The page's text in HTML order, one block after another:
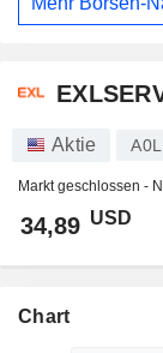
Aktie
Markt geschlossen -
34,89 USD
Chart